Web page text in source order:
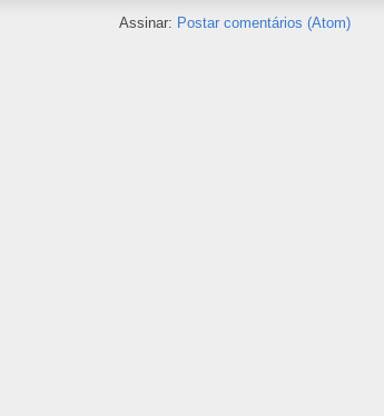
Assinar: Postar comentários (Atom)